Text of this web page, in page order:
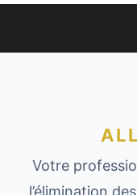
Votre
l’élimination